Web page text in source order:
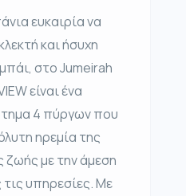
ευκαιρία να
και ήσυχη
στο Jumeirah
είναι ένα
4 πύργων που
ηρεμία της
ζωής με την άμεση
υπηρεσίες. Με